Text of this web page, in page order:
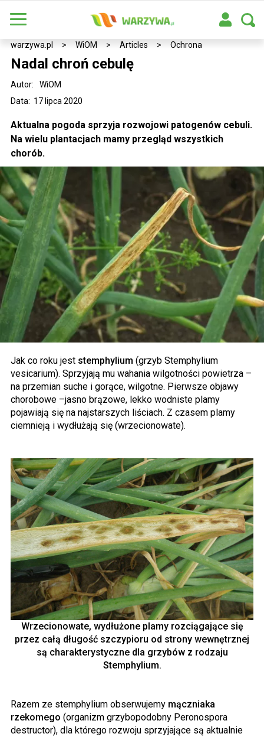
warzywa.pl > WiOM > Articles > Ochrona
Nadal chroń cebulę
Data: 17 lipca 2020
Autor: WiOM
Aktualna pogoda sprzyja rozwojowi patogenów cebuli.
Na wielu plantacjach mamy przegląd wszystkich
chorób.
Jak co roku jest stemphylium (grzyb Stemphylium
vesicarium). Sprzyjają mu wahania wilgotności powietrza –
na przemian suche i gorące, wilgotne. Pierwsze objawy
chorobowe –jasno brązowe, lekko wodniste plamy
pojawiają się na najstarszych liściach. Z czasem plamy
ciemnieją i wydłużają się (wrzecionowate).
Wrzecionowate, wydłużone plamy rozciągające się
przez całą długość szczypioru od strony wewnętrznej
są charakterystyczne dla grzybów z rodzaju
Stemphylium.
Razem ze stemphylium obserwujemy mączniaka
rzekomego (organizm grzybopodobny Peronospora
destructor), dla którego rozwoju sprzyjające są aktualnie